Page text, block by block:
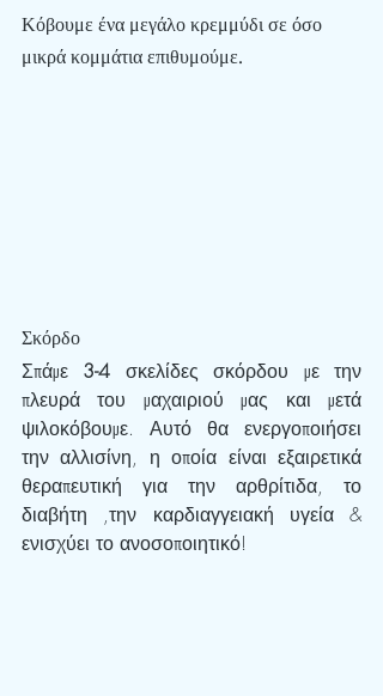
Κόβουμε ένα μεγάλο κρεμμύδι σε όσο
μικρά κομμάτια επιθυμούμε.
Σκόρδο
Σπάμε 3-4 σκελίδες σκόρδου με την
πλευρά του μαχαιριού μας και μετά
ψιλοκόβουμε. Αυτό θα ενεργοποιήσει
την αλλισίνη, η οποία είναι εξαιρετικά
θεραπευτική για την αρθρίτιδα, το
διαβήτη ,την καρδιαγγειακή υγεία &
ενισχύει το ανοσοποιητικό!